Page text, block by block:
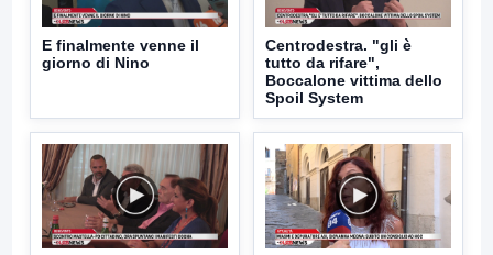
E finalmente venne il
giorno di Nino
Centrodestra. "gli è
tutto da rifare",
Boccalone vittima dello
Spoil System